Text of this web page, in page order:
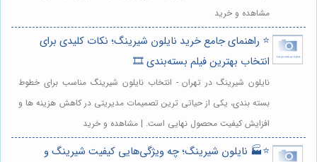
مشاهده و خرید
⭐️ راهنمای جامع خرید نایلون شیرینگ؛ نکات کلیدی برای
انتخاب بهترین فیلم بسته‌بندی 🎞️
نایلون شیرینگ در تهران - انتخاب نایلون شیرینگ مناسب برای خطوط
بسته بندی، یکی از حیاتی ترین تصمیمات مدیریتی در کاهش هزینه ها و
افزایش کیفیت محصول نهایی است. | مشاهده و خرید
⭐️🏭 نایلون شیرینگ؛ چه ویژگی‌هایی کیفیت شیرینگ و